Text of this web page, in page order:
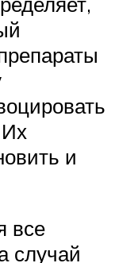
и
все
случай